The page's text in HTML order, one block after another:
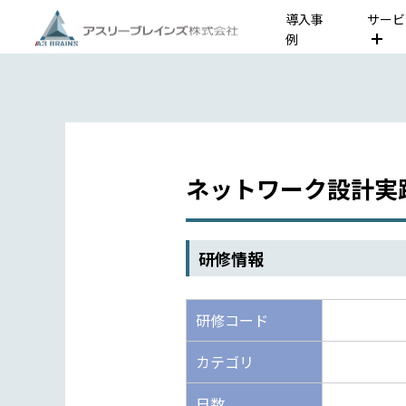
導入事
例
サー
ネットワーク設計実
研修情報
研修コード
カテゴリ